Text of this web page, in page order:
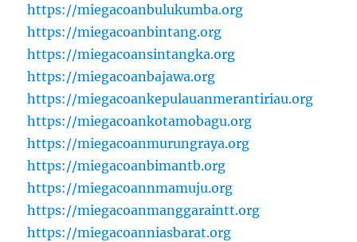
https://miegacoanbulukumba.org
https://miegacoanbintang.org
https://miegacoansintangka.org
https://miegacoanbajawa.org
https://miegacoankepulauanmerantiriau.org
https://miegacoankotamobagu.org
https://miegacoanmurungraya.org
https://miegacoanbimantb.org
https://miegacoannmamuju.org
https://miegacoanmanggaraintt.org
https://miegacoanniasbarat.org